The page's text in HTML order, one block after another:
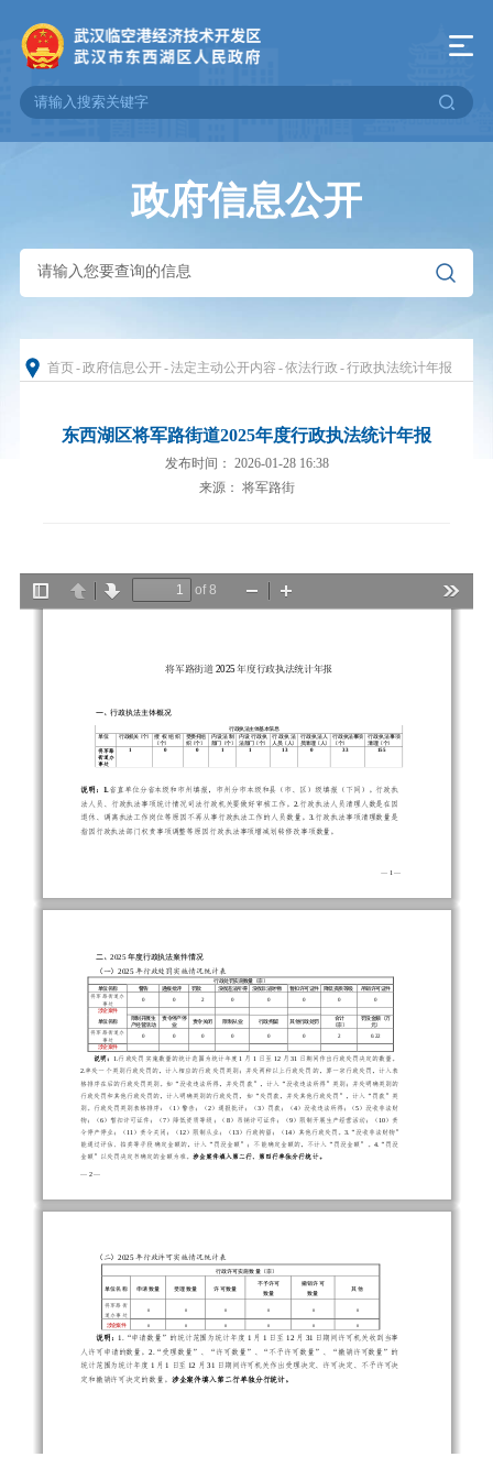
政府信息公开
首页-政府信息公开-法定主动公开内容 -依法行政 -行政执法统计年报
东西湖区将军路街道2025年度行政执法统计年报
发布时间： 2026-01-28 16:38
来源： 将军路街